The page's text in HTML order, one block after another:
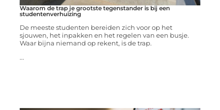
Waarom de trap je grootste tegenstander is bij een
studentenverhuizing
De meeste studenten bereiden zich voor op het
sjouwen, het inpakken en het regelen van een busje.
Waar bijna niemand op rekent, is de trap.
...